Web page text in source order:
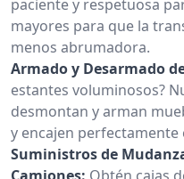
paciente y respetuosa
mayores para que la
menos abrumadora.
Armado y Desarmado
estantes voluminosos?
desmontan y arman
y encajen perfectamente
Suministros de